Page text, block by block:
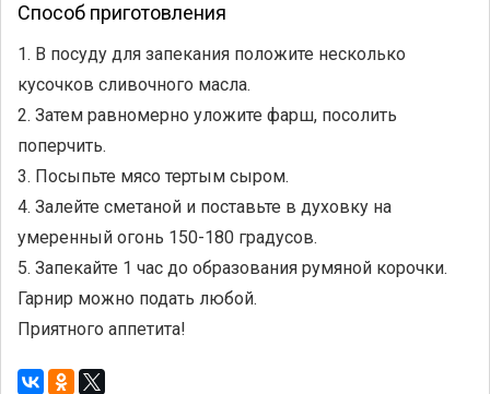
Способ приготовления
1. В посуду для запекания положите несколько
кусочков сливочного масла.
2. Затем равномерно уложите фарш, посолить
поперчить.
3. Посыпьте мясо тертым сыром.
4. Залейте сметаной и поставьте в духовку на
умеренный огонь 150-180 градусов.
5. Запекайте 1 час до образования румяной корочки.
Гарнир можно подать любой.
Приятного аппетита!